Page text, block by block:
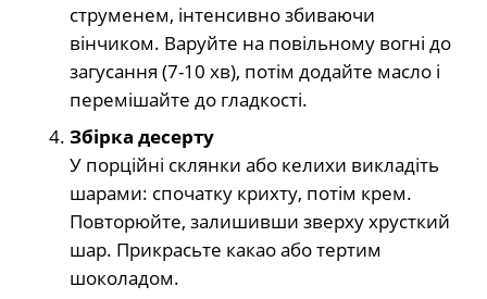
струменем, інтенсивно збиваючи
вінчиком. Варуйте на повільному вогні до
загусання (7-10 хв), потім додайте масло і
перемішайте до гладкості.
Збірка десерту
У порційні склянки або келихи викладіть
шарами: спочатку крихту, потім крем.
Повторюйте, залишивши зверху хрусткий
шар. Прикрасьте какао або тертим
шоколадом.